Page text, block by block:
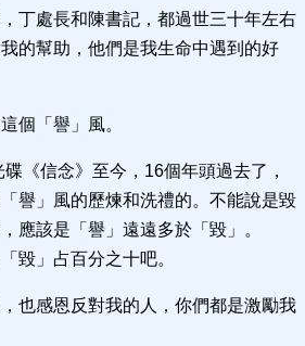
丁處長和陳書記，都過世三十年左右
的幫助，他們是我生命中遇到的好
個「譽」風。
《信念》至今，16個年頭過去了，
譽」風的歷煉和洗禮的。不能說是毀
應該是「譽」遠遠多於「毀」。
毀」占百分之十吧。
也感恩反對我的人，你們都是激勵我